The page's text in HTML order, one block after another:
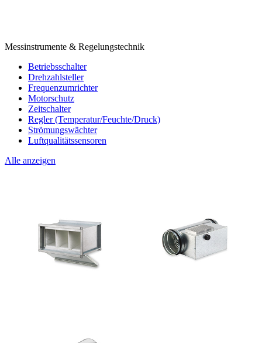
Messinstrumente & Regelungstechnik
Betriebsschalter
Drehzahlsteller
Frequenzumrichter
Motorschutz
Zeitschalter
Regler (Temperatur/Feuchte/Druck)
Strömungswächter
Luftqualitätssensoren
Alle anzeigen